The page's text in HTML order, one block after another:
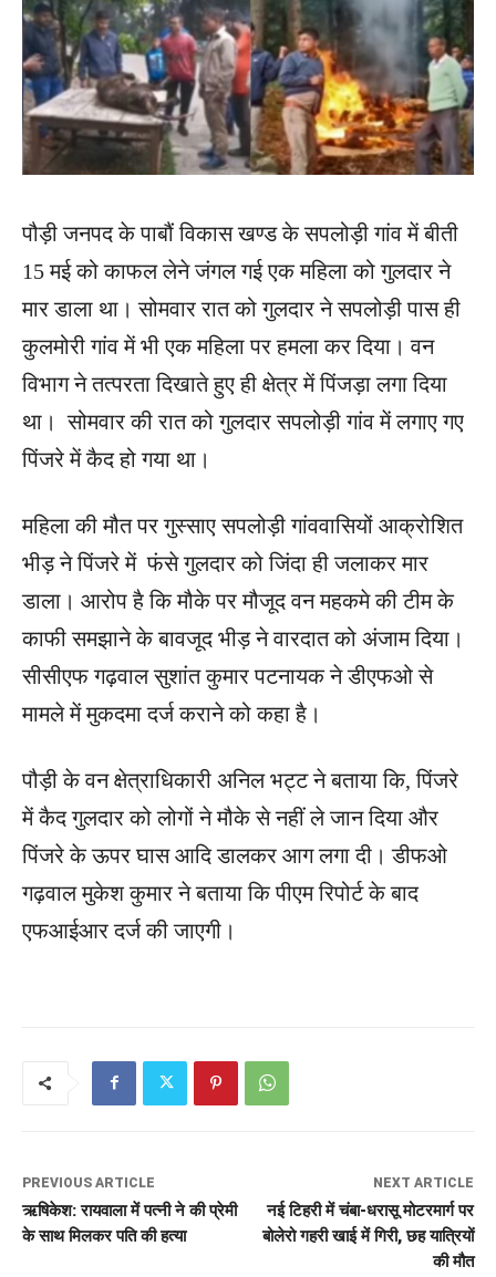
पौड़ी जनपद के पाबौं विकास खण्ड के सपलोड़ी गांव में बीती
15 मई को काफल लेने जंगल गई एक महिला को गुलदार ने
मार डाला था। सोमवार रात को गुलदार ने सपलोड़ी पास ही
कुलमोरी गांव में भी एक महिला पर हमला कर दिया। वन
विभाग ने तत्परता दिखाते हुए ही क्षेत्र में पिंजड़ा लगा दिया
था। सोमवार की रात को गुलदार सपलोड़ी गांव में लगाए गए
पिंजरे में कैद हो गया था।
महिला की मौत पर गुस्साए सपलोड़ी गांववासियों आक्रोशित
भीड़ ने पिंजरे में फंसे गुलदार को जिंदा ही जलाकर मार
डाला। आरोप है कि मौके पर मौजूद वन महकमे की टीम के
काफी समझाने के बावजूद भीड़ ने वारदात को अंजाम दिया।
सीसीएफ गढ़वाल सुशांत कुमार पटनायक ने डीएफओ से
मामले में मुकदमा दर्ज कराने को कहा है।
पौड़ी के वन क्षेत्राधिकारी अनिल भट्ट ने बताया कि, पिंजरे
में कैद गुलदार को लोगों ने मौके से नहीं ले जान दिया और
पिंजरे के ऊपर घास आदि डालकर आग लगा दी। डीफओ
गढ़वाल मुकेश कुमार ने बताया कि पीएम रिपोर्ट के बाद
एफआईआर दर्ज की जाएगी।
PREVIOUS ARTICLE
ऋषिकेश: रायवाला में पत्नी ने की प्रेमी
के साथ मिलकर पति की हत्या
NEXT ARTICLE
नई टिहरी में चंबा-धरासू मोटरमार्ग पर
बोलेरो गहरी खाई में गिरी, छह यात्रियों
की मौत